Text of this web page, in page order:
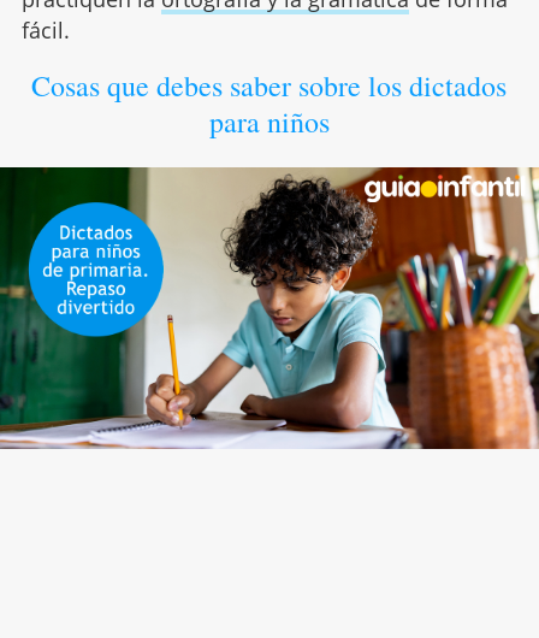
fácil.
Cosas que debes saber sobre los dictados
para niños